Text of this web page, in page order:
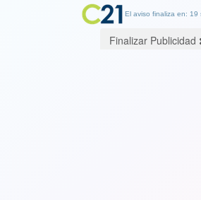
El aviso finaliza en: 19
Finalizar Publicidad